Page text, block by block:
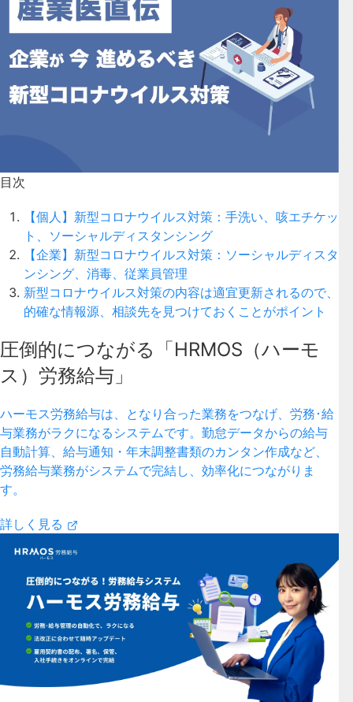
目次
【個人】新型コロナウイルス対策：手洗い、咳エチケッ
ト、ソーシャルディスタンシング
【企業】新型コロナウイルス対策：ソーシャルディスタ
ンシング、消毒、従業員管理
新型コロナウイルス対策の内容は適宜更新されるので、
的確な情報源、相談先を見つけておくことがポイント
圧倒的につながる「HRMOS（ハーモ
ス）労務給与」
ハーモス労務給与は、となり合った業務をつなげ、労務･給
与業務がラクになるシステムです。勤怠データからの給与
自動計算、給与通知・年末調整書類のカンタン作成など、
労務給与業務がシステムで完結し、効率化につながりま
す。
詳しく見る